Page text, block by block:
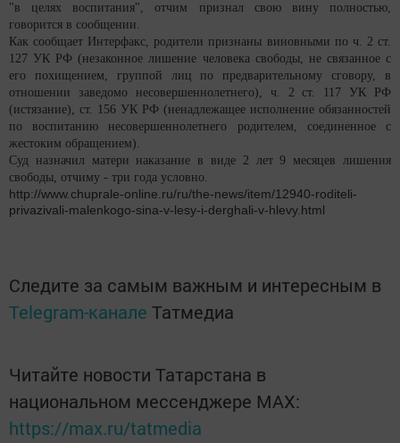
"в целях воспитания", отчим признал свою вину полностью,
говорится в сообщении.
Как сообщает Интерфакс, родители признаны виновными по ч. 2 ст.
127 УК РФ (незаконное лишение человека свободы, не связанное с
его похищением, группой лиц по предварительному сговору, в
отношении заведомо несовершеннолетнего), ч. 2 ст. 117 УК РФ
(истязание), ст. 156 УК РФ (ненадлежащее исполнение обязанностей
по воспитанию несовершеннолетнего родителем, соединенное с
жестоким обращением).
Суд назначил матери наказание в виде 2 лет 9 месяцев лишения
свободы, отчиму - три года условно.
http://www.chuprale-online.ru/ru/the-news/item/12940-roditeli-
privazivali-malenkogo-sina-v-lesy-i-derghali-v-hlevy.html
Следите за самым важным и интересным в
Telegram-канале Татмедиа
Читайте новости Татарстана в
национальном мессенджере MАХ:
https://max.ru/tatmedia